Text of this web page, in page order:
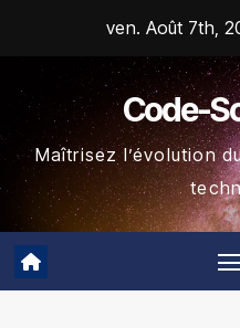
ven. Août 7th,
Code-
Maîtrisez l’évolution